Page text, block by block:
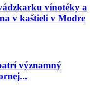
vínotéky a
v kaštieli v Modre
významný